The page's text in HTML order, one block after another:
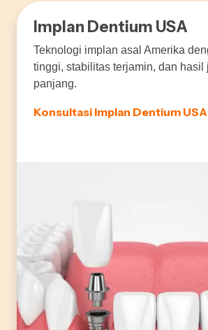
Implan Dentium USA
Teknologi implan asal Amerika
tinggi, stabilitas terjamin, dan hasil
panjang.
Konsultasi Implan Dentium USA